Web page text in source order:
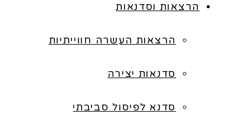
הרצאות וסדנאות
הרצאות העשרה חווייתיות
סדנאות יצירה
סדנא לפיסול סביבתי